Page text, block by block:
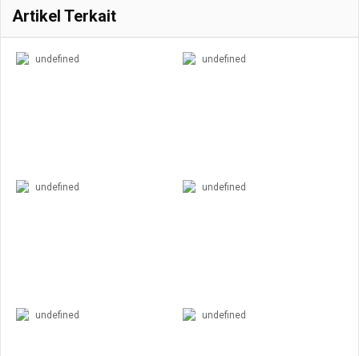
Artikel Terkait
undefined undefined
undefined undefined
undefined undefined